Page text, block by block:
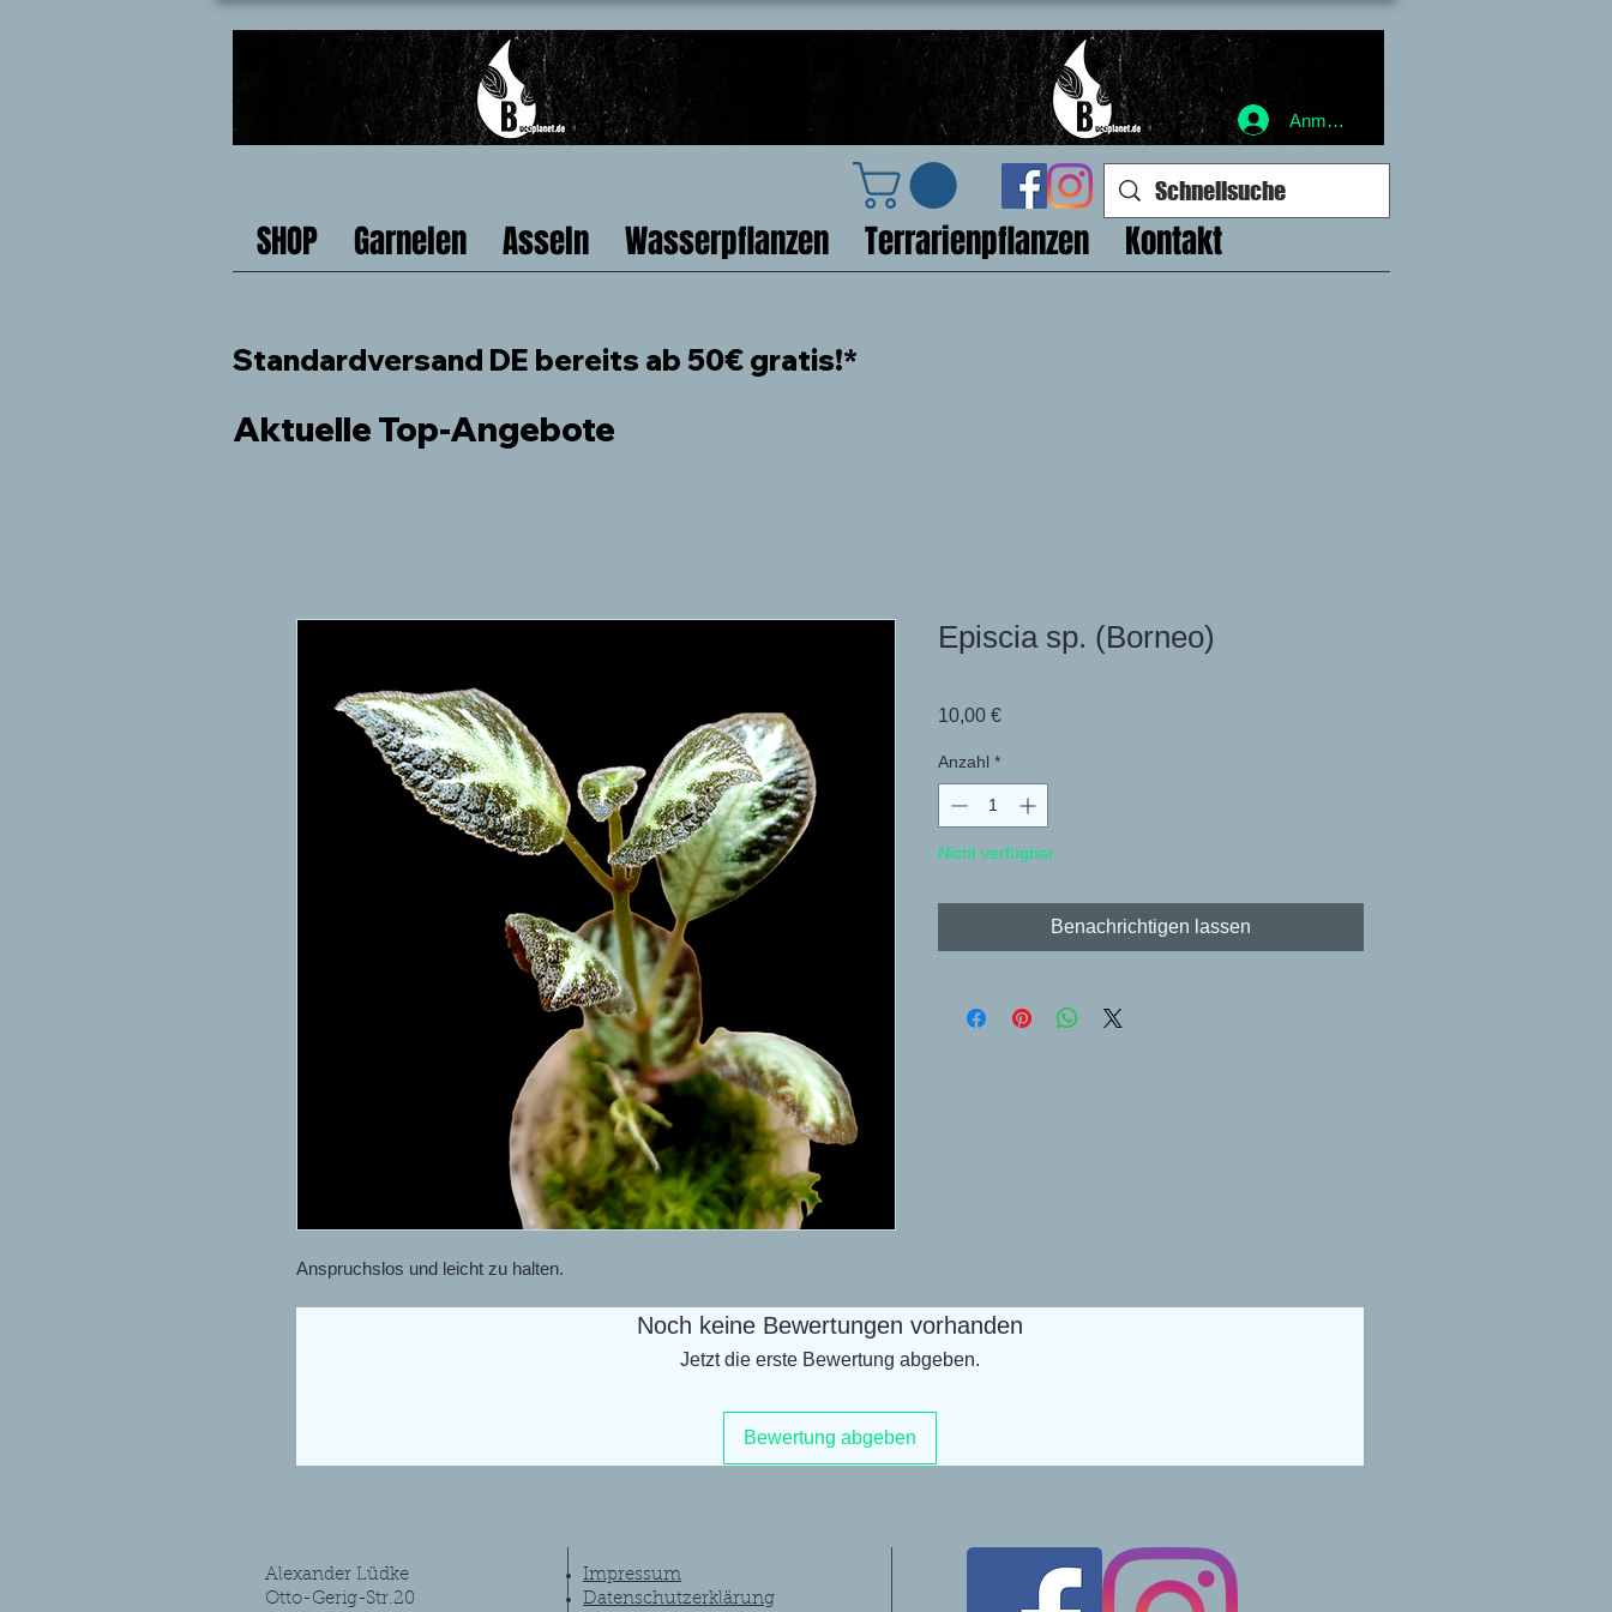
Anmelden
SHOP Garnelen Asseln Wasserpflanzen Terrarienpflanzen Kontakt
Standardversand DE bereits ab 50€ gratis!*
Aktuelle Top-Angebote
Anspruchslos und leicht zu halten.
Episcia sp. (Borneo)
10,00 €Preis
Anzahl *
Nicht verfügbar
Benachrichtigen lassen
Noch keine Bewertungen vorhanden
Jetzt die erste Bewertung abgeben.
Bewertung abgeben
Alexander Lüdke
Otto-Gerig-Str.20
Impressum
Datenschutzerklärung